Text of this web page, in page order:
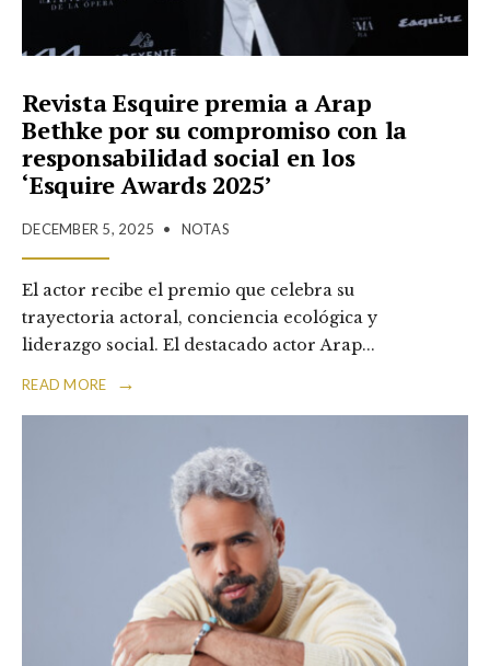
Revista Esquire premia a Arap
Bethke por su compromiso con la
responsabilidad social en los
‘Esquire Awards 2025’
DECEMBER 5, 2025 • NOTAS
El actor recibe el premio que celebra su
trayectoria actoral, conciencia ecológica y
liderazgo social. El destacado actor Arap...
READ MORE →